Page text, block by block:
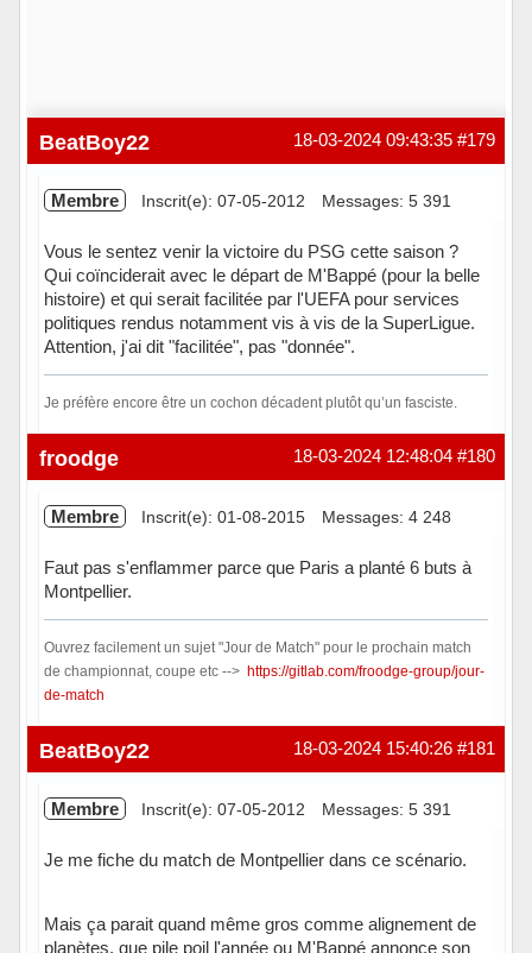
#179
18-03-2024 09:43:35
BeatBoy22
Membre Inscrit(e): 07-05-2012 Messages: 5 391
Vous le sentez venir la victoire du PSG cette saison ?
Qui coïnciderait avec le départ de M'Bappé (pour la belle
histoire) et qui serait facilitée par l'UEFA pour services
politiques rendus notamment vis à vis de la SuperLigue.
Attention, j'ai dit "facilitée", pas "donnée".
Je préfère encore être un cochon décadent plutôt qu’un fasciste.
Hors ligne #180
18-03-2024 12:48:04
froodge
Membre Inscrit(e): 01-08-2015 Messages: 4 248
Faut pas s'enflammer parce que Paris a planté 6 buts à
Montpellier.
Ouvrez facilement un sujet "Jour de Match" pour le prochain match
de championnat, coupe etc --> https://gitlab.com/froodge-group/jour-
de-match
Hors ligne #181
18-03-2024 15:40:26
BeatBoy22
Membre Inscrit(e): 07-05-2012 Messages: 5 391
Je me fiche du match de Montpellier dans ce scénario.
Mais ça parait quand même gros comme alignement de
planètes, que pile poil l'année ou M'Bappé annonce son